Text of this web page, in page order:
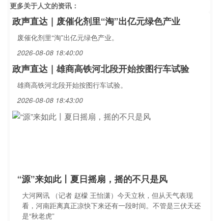
更多关于人文的资讯：
政声直达｜废催化剂里“淘”出亿元绿色产业
废催化剂里“淘”出亿元绿色产业。
2026-08-08 18:40:00
政声直达｜雄商高铁河北段开始按图行车试验
雄商高铁河北段开始按图行车试验。
2026-08-08 18:43:00
“源”来如此丨夏日摇扇，摇的不只是风
大河网讯 （记者 赵檬 王怡潇）今天立秋，但从天气表现
看，河南距离真正凉快下来还有一段时间。不管是三伏天还
是“秋老虎”